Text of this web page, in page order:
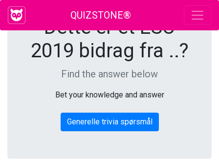
QUIZSTONE®
Dette er et ESC
2019 bidrag fra ..?
Find the answer below
Bet your knowledge and answer
Generelle trivia spørsmål